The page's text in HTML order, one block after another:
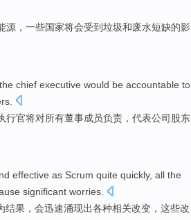
源 ， 一些国家将会受到垃圾和废水短缺的影
the chief executive would be accountable to
行官将对所有董事成员负责 ， 代表公司股东
effective as Scrum quite quickly, all the
significant worries.
结果 ，会迅速涌现出各种相关改变 ，这些改